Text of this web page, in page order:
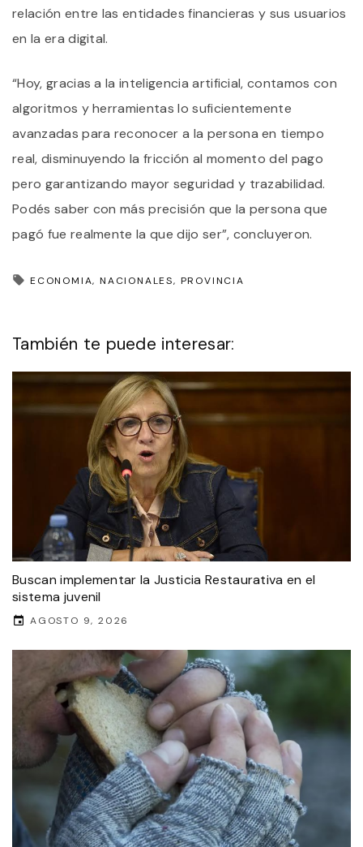
relación entre las entidades financieras y sus usuarios
en la era digital.
“Hoy, gracias a la inteligencia artificial, contamos con
algoritmos y herramientas lo suficientemente
avanzadas para reconocer a la persona en tiempo
real, disminuyendo la fricción al momento del pago
pero garantizando mayor seguridad y trazabilidad.
Podés saber con más precisión que la persona que
pagó fue realmente la que dijo ser”, concluyeron.
ECONOMIA NACIONALES PROVINCIA
También te puede interesar:
Buscan implementar la Justicia Restaurativa en el
sistema juvenil
AGOSTO 9, 2026